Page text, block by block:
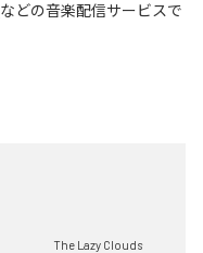
などの音楽配信サービスで
The Lazy Clouds